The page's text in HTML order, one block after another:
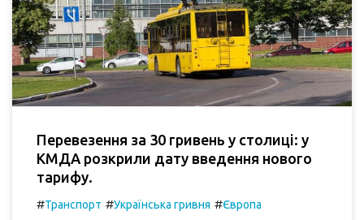
Перевезення за 30 гривень у столиці: у
КМДА розкрили дату введення нового
тарифу.
#Транспорт #Українська гривня #Європа